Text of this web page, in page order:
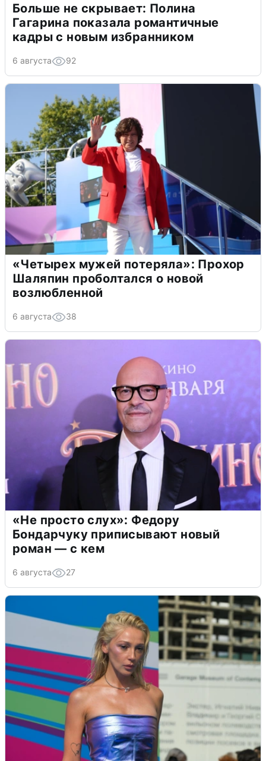
Больше не скрывает: Полина
Гагарина показала романтичные
кадры с новым избранником
6 августа 92
«Четырех мужей потеряла»: Прохор
Шаляпин проболтался о новой
возлюбленной
6 августа 38
«Не просто слух»: Федору
Бондарчуку приписывают новый
роман — с кем
6 августа 27